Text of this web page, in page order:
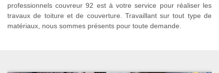
professionnels couvreur 92 est à votre service pour réaliser les
travaux de toiture et de couverture. Travaillant sur tout type de
matériaux, nous sommes présents pour toute demande.